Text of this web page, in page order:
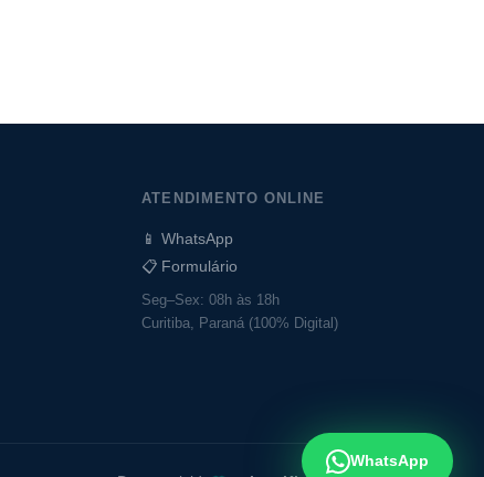
ATENDIMENTO ONLINE
📱 WhatsApp
📋 Formulário
Seg–Sex: 08h às 18h
Curitiba, Paraná (100% Digital)
WhatsApp